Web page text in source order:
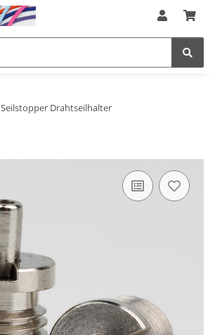
Seilstopper Drahtseilhalter